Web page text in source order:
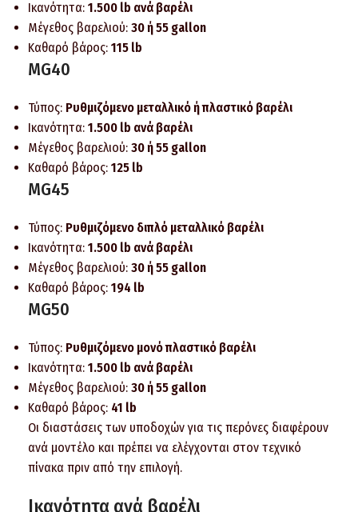
Ικανότητα: 1.500 lb ανά βαρέλι
Μέγεθος βαρελιού: 30 ή 55 gallon
Καθαρό βάρος: 115 lb
MG40
Τύπος: Ρυθμιζόμενο μεταλλικό ή πλαστικό βαρέλι
Ικανότητα: 1.500 lb ανά βαρέλι
Μέγεθος βαρελιού: 30 ή 55 gallon
Καθαρό βάρος: 125 lb
MG45
Τύπος: Ρυθμιζόμενο διπλό μεταλλικό βαρέλι
Ικανότητα: 1.500 lb ανά βαρέλι
Μέγεθος βαρελιού: 30 ή 55 gallon
Καθαρό βάρος: 194 lb
MG50
Τύπος: Ρυθμιζόμενο μονό πλαστικό βαρέλι
Ικανότητα: 1.500 lb ανά βαρέλι
Μέγεθος βαρελιού: 30 ή 55 gallon
Καθαρό βάρος: 41 lb
Οι διαστάσεις των υποδοχών για τις περόνες διαφέρουν
ανά μοντέλο και πρέπει να ελέγχονται στον τεχνικό
πίνακα πριν από την επιλογή.
Ικανότητα ανά βαρέλι